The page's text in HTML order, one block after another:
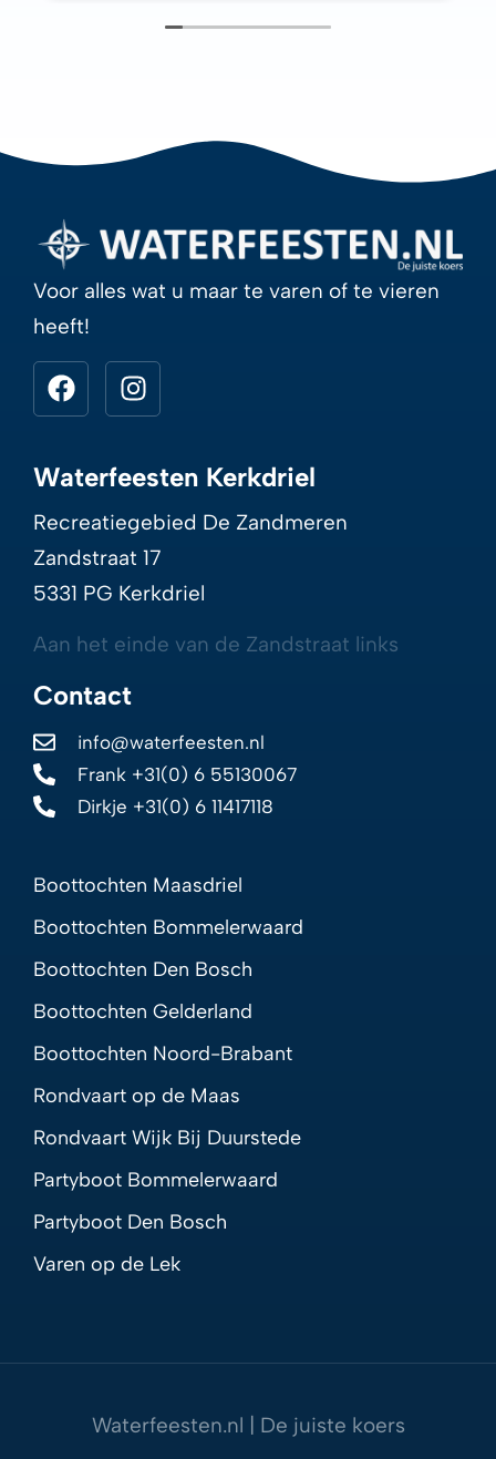
Voor alles wat u maar te varen of te vieren
heeft!
Waterfeesten Kerkdriel
Recreatiegebied De Zandmeren
Zandstraat 17
5331 PG Kerkdriel
Aan het einde van de Zandstraat links
Contact
info@waterfeesten.nl
Frank +31(0) 6 55130067
Dirkje +31(0) 6 11417118
Boottochten Maasdriel
Boottochten Bommelerwaard
Boottochten Den Bosch
Boottochten Gelderland
Boottochten Noord-Brabant
Rondvaart op de Maas
Rondvaart Wijk Bij Duurstede
Partyboot Bommelerwaard
Partyboot Den Bosch
Varen op de Lek
Waterfeesten.nl | De juiste koers